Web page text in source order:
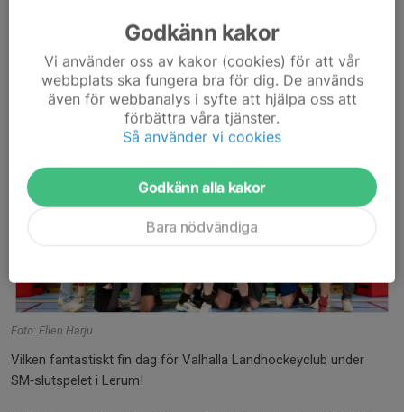
Foto: Ellen Harju
Vilken fantastiskt fin dag för Valhalla Landhockeyclub under
SM‑slutspelet i Lerum!
Godkänn kakor
Vi använder oss av kakor (cookies) för att vår
webbplats ska fungera bra för dig. De används
även för webbanalys i syfte att hjälpa oss att
förbättra våra tjänster.
Så använder vi cookies
Godkänn alla kakor
Bara nödvändiga